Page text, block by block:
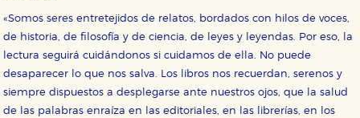
«Somos seres entretejidos de relatos, bordados con hilos de voces,
de historia, de filosofía y de ciencia, de leyes y leyendas. Por eso, la
lectura seguirá cuidándonos si cuidamos de ella. No puede
desaparecer lo que nos salva. Los libros nos recuerdan, serenos y
siempre dispuestos a desplegarse ante nuestros ojos, que la salud
de las palabras enraíza en las editoriales, en las librerías, en los